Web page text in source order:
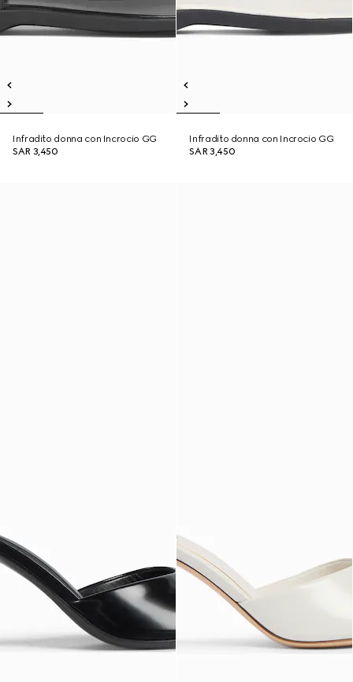
Infradito donna con Incrocio GG
SAR 3,450
Infradito donna con Incrocio GG
SAR 3,450